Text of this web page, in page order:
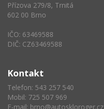
Přízova 279/8, Trnitá
602 00 Brno
IČO: 63469588
DIČ: CZ63469588
Kontakt
Telefon: 543 257 540
Mobil: 725 507 969
E-mail: brno@autoskloroger.cz